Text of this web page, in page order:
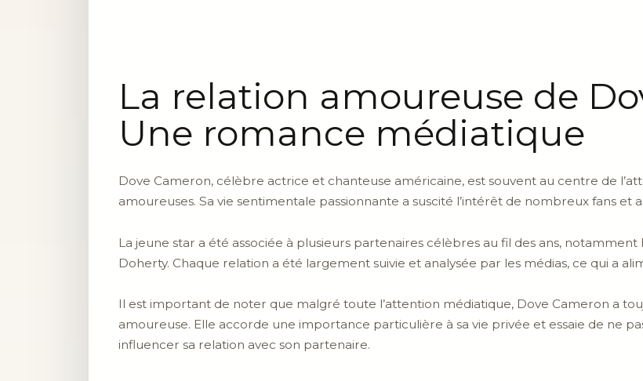
La relation amoureuse de
Une romance médiatique
Dove Cameron, célèbre actrice et chanteuse américaine, est souvent au centre de
amoureuses. Sa vie sentimentale passionnante a suscité l’intérêt de nombreux fans
La jeune star a été associée à plusieurs partenaires célèbres au fil des ans,
Doherty. Chaque relation a été largement suivie et analysée par les médias, ce qui a
Il est important de noter que malgré toute l’attention médiatique, Dove Cameron a
amoureuse. Elle accorde une importance particulière à sa vie privée et essaie de ne
influencer sa relation avec son partenaire.